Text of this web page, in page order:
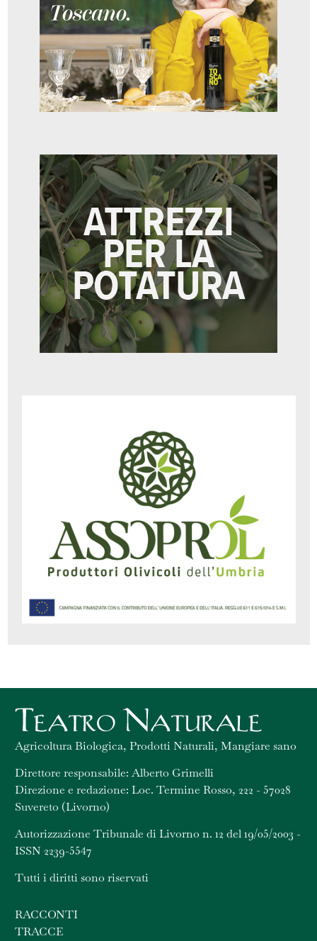
Agricoltura Biologica, Prodotti Naturali, Mangiare sano
Direttore responsabile: Alberto Grimelli
Direzione e redazione: Loc. Termine Rosso, 222 - 57028
Suvereto (Livorno)
Autorizzazione Tribunale di Livorno n. 12 del 19/05/2003 -
ISSN 2239-5547
Tutti i diritti sono riservati
RACCONTI
TRACCE